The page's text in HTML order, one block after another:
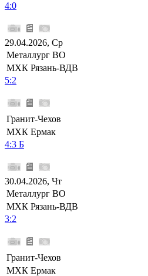
4:0
29.04.2026, Ср
Металлург ВО
МХК Рязань-ВДВ
5:2
Гранит-Чехов
МХК Ермак
4:3 Б
30.04.2026, Чт
Металлург ВО
МХК Рязань-ВДВ
3:2
Гранит-Чехов
МХК Ермак